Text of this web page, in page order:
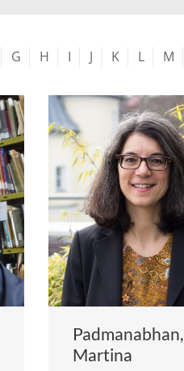
G H I J K L M
Padmanabhan,
Martina